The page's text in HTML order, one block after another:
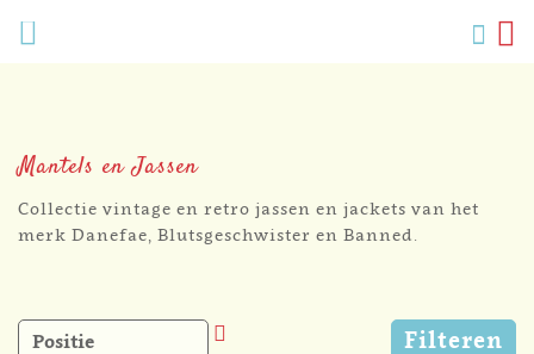
Zoek
Mantels en Jassen
Collectie vintage en retro jassen en jackets van het
merk Danefae, Blutsgeschwister en Banned.
Filteren